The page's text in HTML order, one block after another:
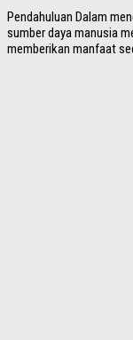
Pendahuluan Dalam
sumber daya manusia
memberikan manfaat